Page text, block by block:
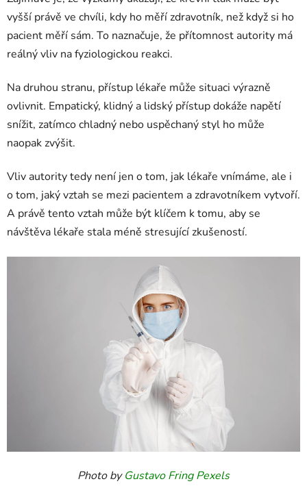
vyšší právě ve chvíli, kdy ho měří zdravotník, než když si ho
pacient měří sám. To naznačuje, že přítomnost autority má
reálný vliv na fyziologickou reakci.
Na druhou stranu, přístup lékaře může situaci výrazně
ovlivnit. Empatický, klidný a lidský přístup dokáže napětí
snížit, zatímco chladný nebo uspěchaný styl ho může
naopak zvýšit.
Vliv autority tedy není jen o tom, jak lékaře vnímáme, ale i
o tom, jaký vztah se mezi pacientem a zdravotníkem vytvoří.
A právě tento vztah může být klíčem k tomu, aby se
návštěva lékaře stala méně stresující zkušeností.
Photo byGustavo Fring Pexels